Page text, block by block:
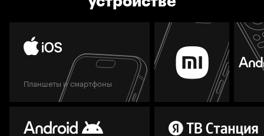
Планшеты и смартфоны